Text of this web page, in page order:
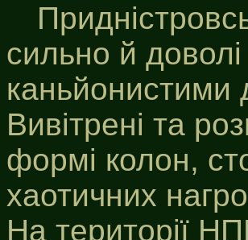
сильно й
каньйонистими
Вивітрені та
формі колон,
хаотичних
На території